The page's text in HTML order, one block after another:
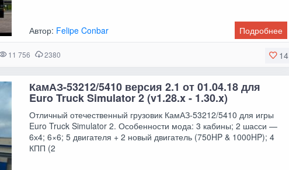
Автор: Felipe Conbar Подробнее
14
11 756 2380
КамАЗ-53212/5410 версия 2.1 от 01.04.18 для
Euro Truck Simulator 2 (v1.28.x - 1.30.x)
Отличный отечественный грузовик КамАЗ-53212/5410 для игры
Euro Truck Simulator 2. Особенности мода: 3 кабины; 2 шасси —
6х4; 6×6; 5 двигателя + 2 новый двигатель (750HP & 1000HP); 4
КПП (2